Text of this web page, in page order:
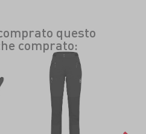
questo
comprato: